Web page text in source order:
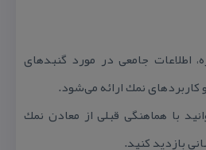
اطلاعات جامعی در مورد گنبدهای
كاربردهای نمك ارائه می‌شود.
با هماهنگی قبلی از معادن نمك
بازدید كنید.